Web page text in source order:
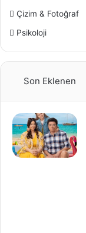
Çizim & Fotoğraf
Psikoloji
Son Eklenen